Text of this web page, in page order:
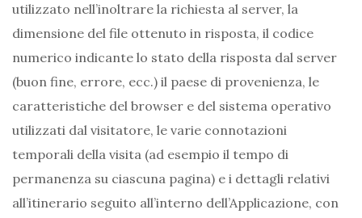
utilizzato nell’inoltrare la richiesta al server, la
dimensione del file ottenuto in risposta, il codice
numerico indicante lo stato della risposta dal server
(buon fine, errore, ecc.) il paese di provenienza, le
caratteristiche del browser e del sistema operativo
utilizzati dal visitatore, le varie connotazioni
temporali della visita (ad esempio il tempo di
permanenza su ciascuna pagina) e i dettagli relativi
all’itinerario seguito all’interno dell’Applicazione, con